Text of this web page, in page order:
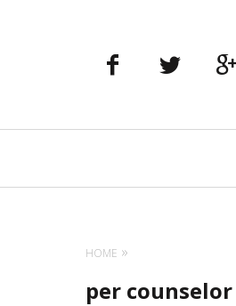
HOME
per counselor